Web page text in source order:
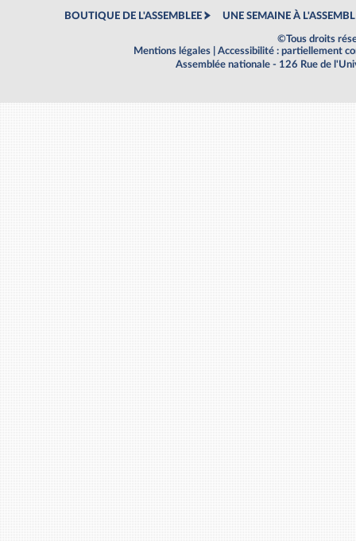
BOUTIQUE DE L'ASSEMBLEE UNE SEMAINE À
©Tous droits
Mentions légales
Accessibilité : partiellement
Assemblée nationale - 126 Rue de